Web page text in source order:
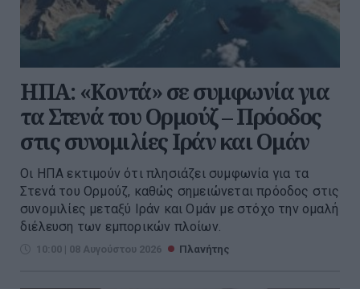
ΗΠΑ: «Κοντά» σε συμφωνία για
τα Στενά του Ορμούζ – Πρόοδος
στις συνομιλίες Ιράν και Ομάν
Οι ΗΠΑ εκτιμούν ότι πλησιάζει συμφωνία για τα
Στενά του Ορμούζ, καθώς σημειώνεται πρόοδος στις
συνομιλίες μεταξύ Ιράν και Ομάν με στόχο την ομαλή
διέλευση των εμπορικών πλοίων.
10:00 | 08 Αυγούστου 2026 Πλανήτης